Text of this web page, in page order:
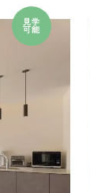
見学
可能